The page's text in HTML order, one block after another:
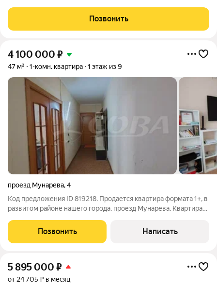
Звоните, чтобы узнать размер вашей скидки! Сибпромстрой -
30 лет на рынке! Готовое жилье.
Позвонить
4 100 000 ₽
47 м² 1-комн. квартира 1 этаж из 9
проезд Мунарева,4
Код предложения ID 819218. Продается квартира формата 1+, в
развитом районе нашего города, проезд Мунарева. Квартира
гостиной 17 м. кв и комнатой 15 м. кв. с окнам во двор.Соседи
тихие и спокойные.
Позвонить Написать
5 895 000 ₽
от 24 705 ₽ в месяц